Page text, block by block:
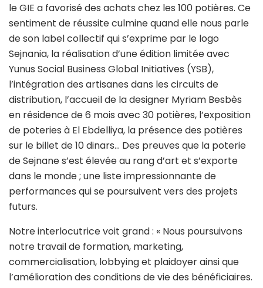
le GIE a favorisé des achats chez les 100 potières. Ce
sentiment de réussite culmine quand elle nous parle
de son label collectif qui s’exprime par le logo
Sejnania, la réalisation d’une édition limitée avec
Yunus Social Business Global Initiatives (YSB),
l’intégration des artisanes dans les circuits de
distribution, l’accueil de la designer Myriam Besbès
en résidence de 6 mois avec 30 potières, l’exposition
de poteries à El Ebdelliya, la présence des potières
sur le billet de 10 dinars… Des preuves que la poterie
de Sejnane s’est élevée au rang d’art et s’exporte
dans le monde ; une liste impressionnante de
performances qui se poursuivent vers des projets
futurs.
Notre interlocutrice voit grand : « Nous poursuivons
notre travail de formation, marketing,
commercialisation, lobbying et plaidoyer ainsi que
l’amélioration des conditions de vie des bénéficiaires.